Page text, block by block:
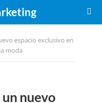
espacio exclusivo en
moda
nuevo